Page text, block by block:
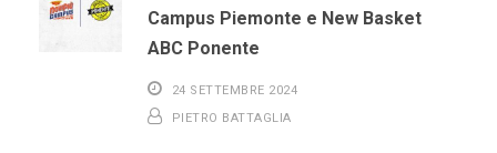
Campus Piemonte e New Basket
ABC Ponente
24 SETTEMBRE 2024
PIETRO BATTAGLIA